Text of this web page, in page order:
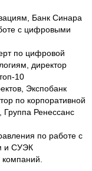
Банк Синара
с цифровыми
по цифровой
директор
10
Экспобанк
по корпоративной
Ренессанс
по работе с
и СУЭК